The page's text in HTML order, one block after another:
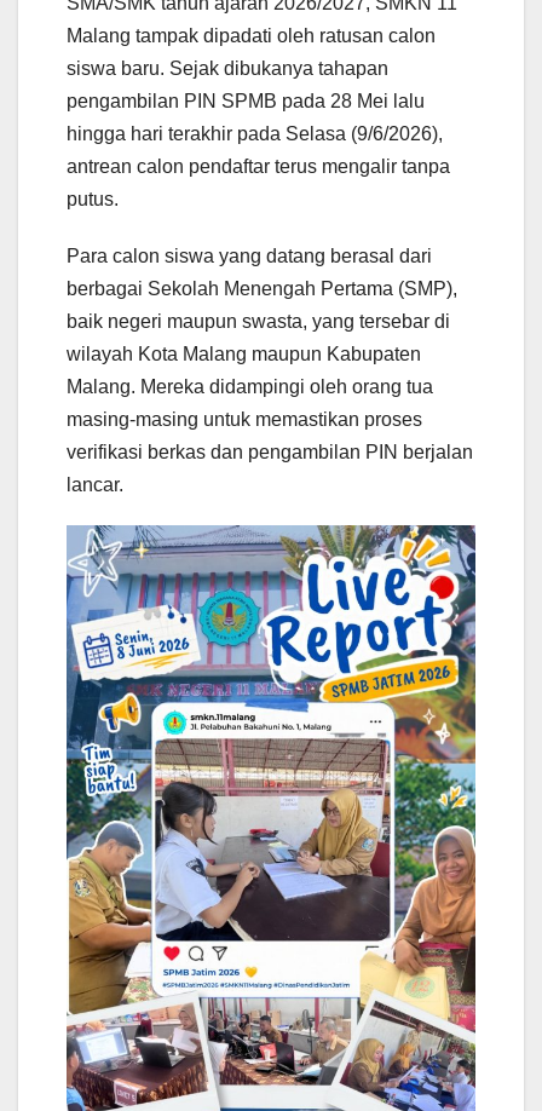
Malang tampak dipadati oleh ratusan calon
siswa baru. Sejak dibukanya tahapan
pengambilan PIN SPMB pada 28 Mei lalu
hingga hari terakhir pada Selasa (9/6/2026),
antrean calon pendaftar terus mengalir tanpa
putus.
Para calon siswa yang datang berasal dari
berbagai Sekolah Menengah Pertama (SMP),
baik negeri maupun swasta, yang tersebar di
wilayah Kota Malang maupun Kabupaten
Malang. Mereka didampingi oleh orang tua
masing-masing untuk memastikan proses
verifikasi berkas dan pengambilan PIN berjalan
lancar.